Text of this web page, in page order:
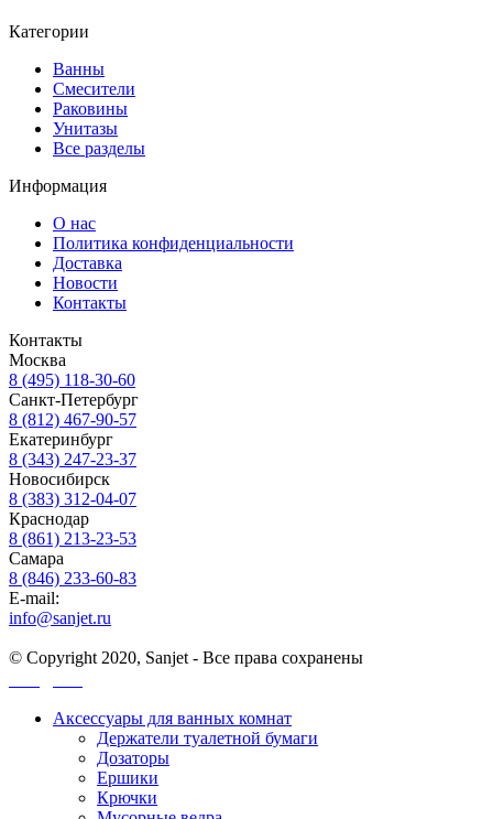
Категории
Ванны
Смесители
Раковины
Унитазы
Все разделы
Информация
О нас
Политика конфиденциальности
Доставка
Новости
Контакты
Контакты
Москва
8 (495) 118-30-60
Санкт-Петербург
8 (812) 467-90-57
Екатеринбург
8 (343) 247-23-37
Новосибирск
8 (383) 312-04-07
Краснодар
8 (861) 213-23-53
Самара
8 (846) 233-60-83
E-mail:
info@sanjet.ru
© Copyright 2020, Sanjet - Все права сохранены
Аксессуары для ванных комнат
Держатели туалетной бумаги
Дозаторы
Ершики
Крючки